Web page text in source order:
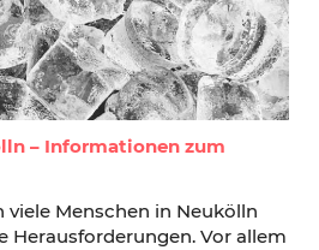
– Informationen zum
viele Menschen in Neukölln
Herausforderungen. Vor allem